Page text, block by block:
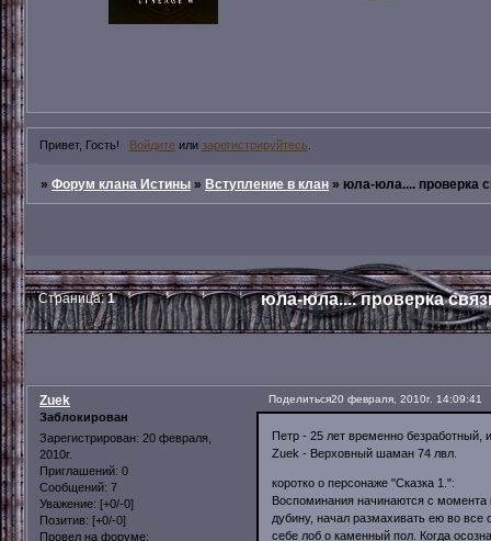
Привет, Гость! Войдитеили зарегистрируйтесь
»Форум клана Истины »Вступление в клан » юла-юла.... проверка
юла-юла.... проверка
Страница:1
Поделиться20 февраля, 2010г. 14:09:41
Zuek
Заблокирован
Зарегистрирован: 20 февраля,
2010г.
Приглашений: 0
Сообщений: 7
Уважение: [+0/-0]
Позитив: [+0/-0]
Провел на форуме:
Петр - 25 лет временно безработный,
Zuek - Верховный шаман 74 лвл.
коротко о персонаже "Сказка 1.":
Воспоминания начинаются с момента
дубину, начал размахивать ею во все
себе лоб о каменный пол. Когда